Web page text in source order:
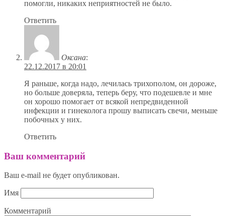
помогли, никаких неприятностей не было.
Ответить
Оксана:
22.12.2017 в 20:01
Я раньше, когда надо, лечилась трихополом, он дороже,
но больше доверяла, теперь беру, что подешевле и мне
он хорошо помогает от всякой непредвиденной
инфекции и гинеколога прошу выписать свечи, меньше
побочных у них.
Ответить
Ваш комментарий
Ваш e-mail не будет опубликован.
Имя
Комментарий